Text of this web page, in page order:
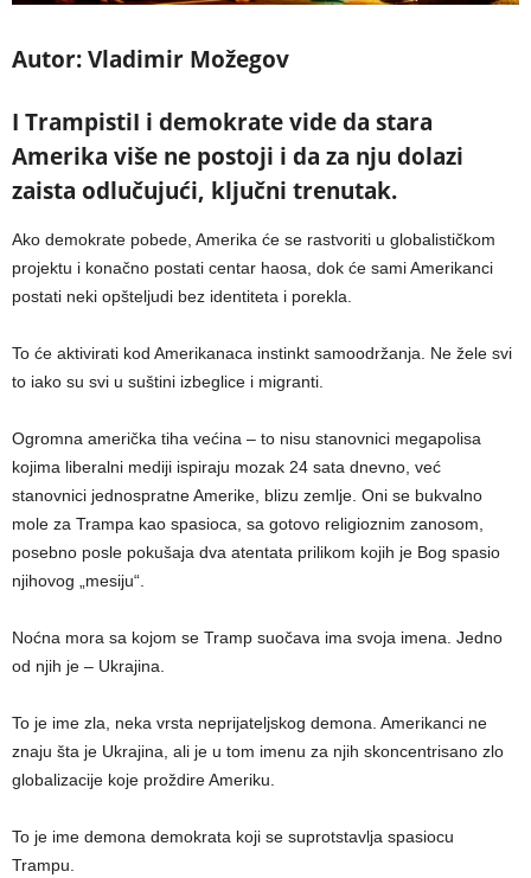
Autor: Vladimir Možegov
I TrampistiI i demokrate vide da stara
Amerika više ne postoji i da za nju dolazi
zaista odlučujući, ključni trenutak.
Ako demokrate pobede, Amerika će se rastvoriti u globalističkom
projektu i konačno postati centar haosa, dok će sami Amerikanci
postati neki opšteljudi bez identiteta i porekla.
To će aktivirati kod Amerikanaca instinkt samoodržanja. Ne žele svi
to iako su svi u suštini izbeglice i migranti.
Ogromna američka tiha većina – to nisu stanovnici megapolisa
kojima liberalni mediji ispiraju mozak 24 sata dnevno, već
stanovnici jednospratne Amerike, blizu zemlje. Oni se bukvalno
mole za Trampa kao spasioca, sa gotovo religioznim zanosom,
posebno posle pokušaja dva atentata prilikom kojih je Bog spasio
njihovog „mesiju“.
Noćna mora sa kojom se Tramp suočava ima svoja imena. Jedno
od njih je – Ukrajina.
To je ime zla, neka vrsta neprijateljskog demona. Amerikanci ne
znaju šta je Ukrajina, ali je u tom imenu za njih skoncentrisano zlo
globalizacije koje proždire Ameriku.
To je ime demona demokrata koji se suprotstavlja spasiocu
Trampu.